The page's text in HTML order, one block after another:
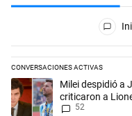
Todos los
CONVERSACIONES ACTIVAS
Este listado muestra los
Un artículo de tendencia
Milei despidió a
criticaron a
Messi”
52